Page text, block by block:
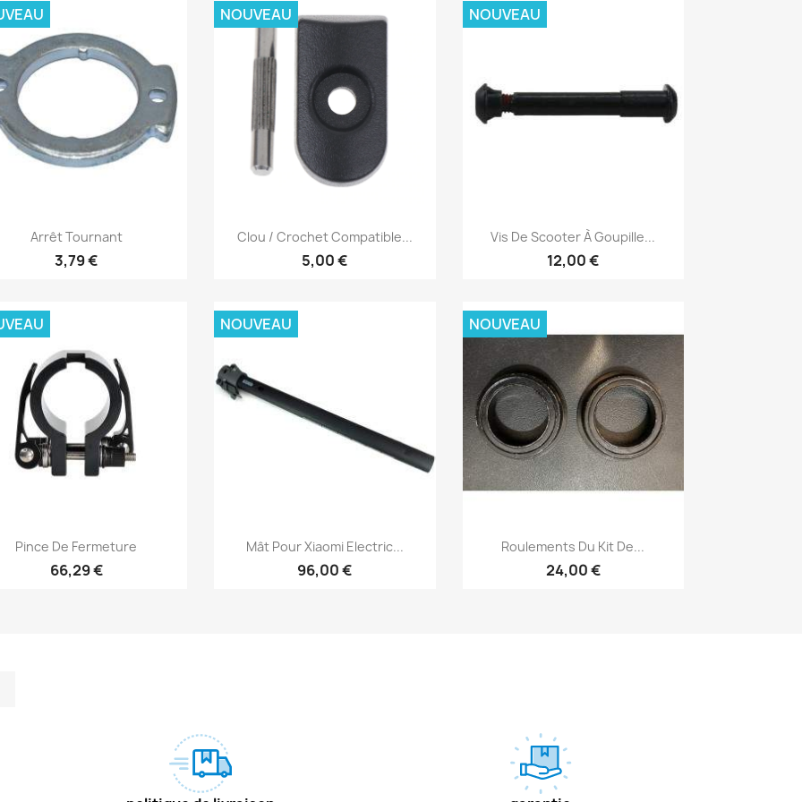
Aperçu rapide
Arrêt Tournant
3,79 €
Aperçu rapide
Clou / Crochet Compatible...
5,00 €
NOUVEAU
Aperçu rapide
Vis De Scooter À Goupille...
12,00 €
NOUVEAU
Aperçu rapide
Pince De Fermeture
66,29 €
Aperçu rapide
Mât Pour Xiaomi Electric...
96,00 €
NOUVEAU
Aperçu rapide
Roulements Du Kit De...
24,00 €
NOUVEAU